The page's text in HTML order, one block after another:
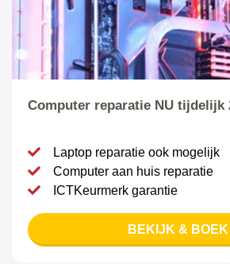
Computer reparatie NU tijdelijk
Laptop reparatie ook mogelijk
Computer aan huis reparatie
ICTKeurmerk garantie
BEKIJK & BOEK